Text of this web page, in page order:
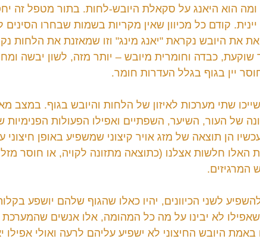
ומה הוא היאנג על סקאלת היובש-לחות. בתור מטפל זה
יינית. קודם כל מכיוון שאין מקריות בשמות שבחרו הסינים
את היובש נקראת "יאנג מינג" וזו שמאזנת את הלחות
שוקעת, כבדה וחומרית מיובש – יותר מזה, לשון יבשה
יין בגוף בגלל העדרות חומר.
שתי מערכות לאיזון של הלחות והיובש בגוף. במצב
של העור, השיער, השפתיים ואפילו הפעולות הפנימיות
הן תוצאה של מזג אויר קיצוני שמשפיע באופן חיצוני
האלו חלשות אצלנו (כתוצאה מתזונה לקויה, או חוסר
המרגיזים.
להשפיע לשני הכיוונים, יהיו כאלו שהגוף שלהם יושפע
שאפילו לא יבינו על מה כל המהומה, אלו אנשים
היובש החיצוני לא ישפיע עליהם לרעה ואולי אפילו